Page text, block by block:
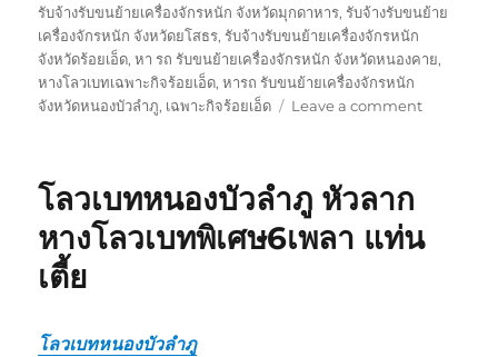
รับจ้างรับขนย้ายเครื่องจักรหนัก จังหวัดมุกดาหาร,รับจ้างรับขนย้าย
เครื่องจักรหนัก จังหวัดยโสธร,รับจ้างรับขนย้ายเครื่องจักรหนัก
จังหวัดร้อยเอ็ด,หา รถ รับขนย้ายเครื่องจักรหนัก จังหวัดหนองคาย,
หางโลวเบทเฉพาะกิจร้อยเอ็ด,หารถ รับขนย้ายเครื่องจักรหนัก
จังหวัดหนองบัวลำภู, เฉพาะกิจร้อยเอ็ด Leave a commenton
ลาก
โลวเบทหนองบัวลำภู หัวลาก
หางโลวเบทพิเศษ6เพลา แท่น
เตี้ย
โลวเบทหนองบัวลำภู